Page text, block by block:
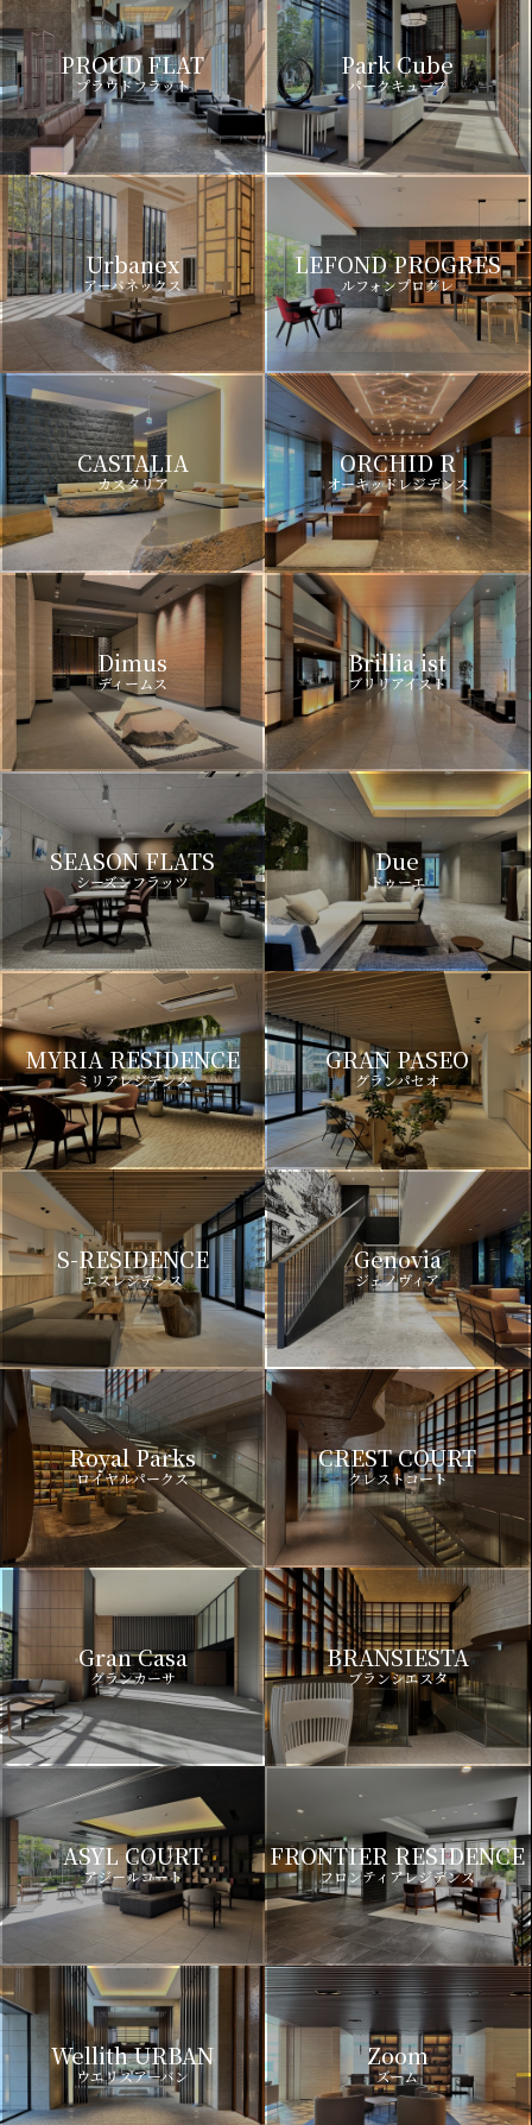
PROUD FLAT
プラウドフラット
Park Cube
パークキューブ
Urbanex
アーバネックス
LEFOND PROGRES
ルフォンプログレ
CASTALIA
カスタリア
ORCHID R
オーキッドレジデンス
Dimus
ディームス
Brillia ist
ブリリアイスト
SEASON FLATS
シーズンフラッツ
Due
ドゥーエ
MYRIA RESIDENCE
ミリアレジデンス
GRAN PASEO
グランパセオ
S-RESIDENCE
エスレジデンス
Genovia
ジェノヴィア
Royal Parks
ロイヤルパークス
CREST COURT
クレストコート
Gran Casa
グランカーサ
BRANSIESTA
ブランシエスタ
ASYL COURT
アジールコート
FRONTIER RESIDENCE
フロンティアレジデンス
Wellith URBAN
ウエリスアーバン
Zoom
ズーム